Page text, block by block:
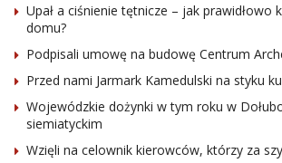
Upał a ciśnienie tętnicze – jak prawidłowo
domu?
Podpisali umowę na budowę Centrum
Przed nami Jarmark Kamedulski na styku
Wojewódzkie dożynki w tym roku w
siemiatyckim
Wzięli na celownik kierowców, którzy za